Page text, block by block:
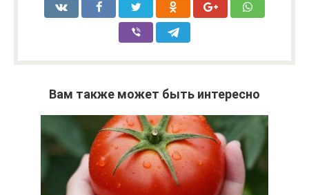
Вам также может быть интересно